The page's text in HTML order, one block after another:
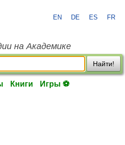
EN DE ES FR
на Академике
Найти!
Книги Игры ⚽